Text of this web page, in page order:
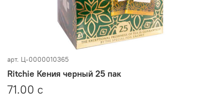
арт. Ц-0000010365
Ritchie Кения черный 25 пак
71.00 с